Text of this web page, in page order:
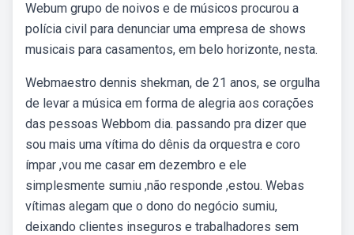
Webum grupo de noivos e de músicos procurou a
polícia civil para denunciar uma empresa de shows
musicais para casamentos, em belo horizonte, nesta.
Webmaestro dennis shekman, de 21 anos, se orgulha
de levar a música em forma de alegria aos corações
das pessoas Webbom dia. passando pra dizer que
sou mais uma vítima do dênis da orquestra e coro
ímpar ,vou me casar em dezembro e ele
simplesmente sumiu ,não responde ,estou. Webas
vítimas alegam que o dono do negócio sumiu,
deixando clientes inseguros e trabalhadores sem